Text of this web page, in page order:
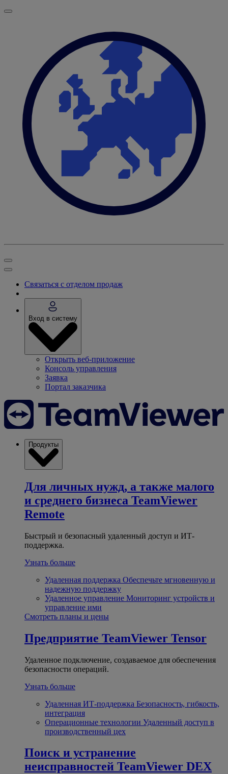
Связаться с отделом продаж
Вход в систему
Открыть веб-приложение
Консоль управления
Заявка
Портал заказчика
Продукты
Для личных нужд, а также малого
и среднего бизнеса TeamViewer
Remote
Быстрый и безопасный удаленный доступ и ИТ-
поддержка.
Узнать больше
Удаленная поддержка Обеспечьте мгновенную и
надежную поддержку
Удаленное управление Мониторинг устройств и
управление ими
Смотреть планы и цены
Предприятие TeamViewer Tensor
Удаленное подключение, создаваемое для обеспечения
безопасности операций.
Узнать больше
Удаленная ИТ-поддержка Безопасность, гибкость,
интеграция
Операционные технологии Удаленный доступ в
производственный цех
Поиск и устранение
неисправностей TeamViewer DEX